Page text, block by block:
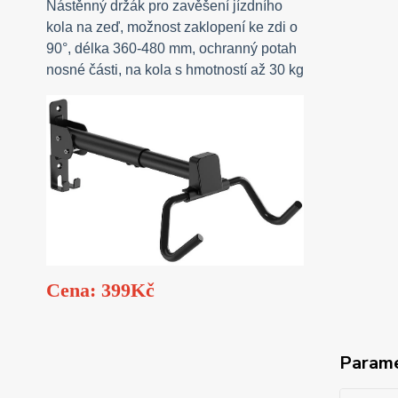
Nástěnný držák pro zavěšení jízdního
kola na zeď, možnost zaklopení ke zdi o
90°, délka 360-480 mm, ochranný potah
nosné části, na kola s hmotností až 30 kg
Cena: 399Kč